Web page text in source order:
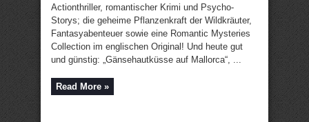
Actionthriller, romantischer Krimi und Psycho-
Storys; die geheime Pflanzenkraft der Wildkräuter,
Fantasyabenteuer sowie eine Romantic Mysteries
Collection im englischen Original! Und heute gut
und günstig: „Gänsehautküsse auf Mallorca“, ...
Read More »